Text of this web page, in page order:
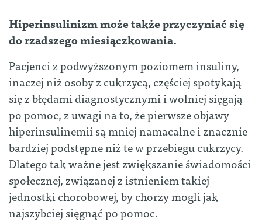
Hiperinsulinizm może także przyczyniać się
do rzadszego miesiączkowania.
Pacjenci z podwyższonym poziomem insuliny,
inaczej niż osoby z cukrzycą, częściej spotykają
się z błędami diagnostycznymi i wolniej sięgają
po pomoc, z uwagi na to, że pierwsze objawy
hiperinsulinemii są mniej namacalne i znacznie
bardziej podstępne niż te w przebiegu cukrzycy.
Dlatego tak ważne jest zwiększanie świadomości
społecznej, związanej z istnieniem takiej
jednostki chorobowej, by chorzy mogli jak
najszybciej sięgnąć po pomoc.